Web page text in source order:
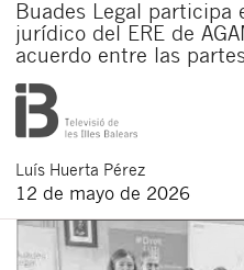
Buades Legal participa
jurídico del ERE de
acuerdo entre las
Luís Huerta Pérez
12 de mayo de 2026